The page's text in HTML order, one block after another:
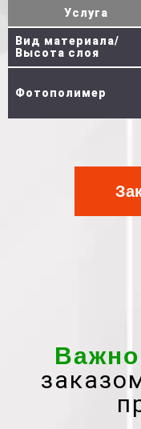
Услуга
Вид материала/
Высота слоя
Фотополимер
Важно